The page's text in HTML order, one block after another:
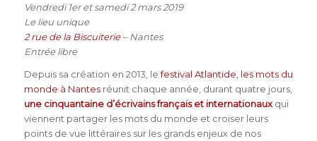
Vendredi 1er et samedi 2 mars 2019
Le lieu unique
2 rue de la Biscuiterie– Nantes
Entrée libre
Depuis sa création en 2013, lefestival Atlantide, les mots du
monde à Nantesréunit chaque année, durant quatre jours,
une cinquantaine d’écrivains français et internationaux qui
viennent partager les mots du monde et croiser leurs
points de vue littéraires sur les grands enjeux de nos